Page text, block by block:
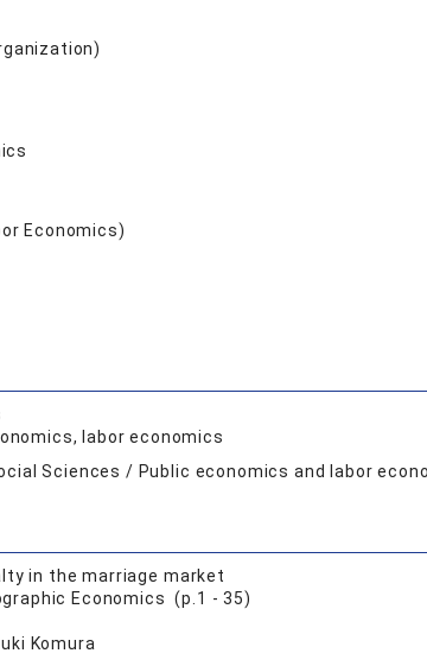
Economics)
labor economics
Sciences / Public economics and labor
in the marriage market
Economics (p.1 - 35)
Komura